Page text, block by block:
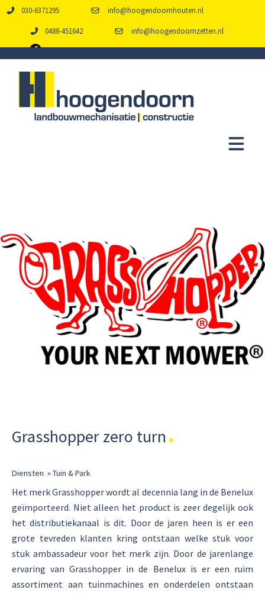
030-6371295 info@hoogendoornhouten.nl
0488-451642 info@hoogendoornzetten.nl
Grasshopper zero turn
Diensten »Tuin & Park
Het merk Grasshopper wordt al decennia lang in de Benelux
geïmporteerd. Niet alleen het product is zeer degelijk ook
het distributiekanaal is dit. Door de jaren heen is er een
grote tevreden klanten kring ontstaan welke stuk voor
stuk ambassadeur voor het merk zijn. Door de jarenlange
ervaring van Grasshopper in de Benelux is er een ruim
assortiment aan tuinmachines en onderdelen ontstaan